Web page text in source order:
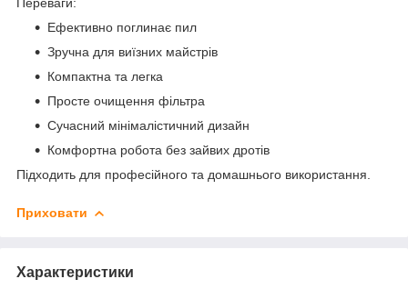
Ефективно поглинає пил
Зручна для виїзних майстрів
Компактна та легка
Просте очищення фільтра
Сучасний мінімалістичний дизайн
Комфортна робота без зайвих дротів
Підходить для професійного та домашнього використання.
Приховати
Характеристики